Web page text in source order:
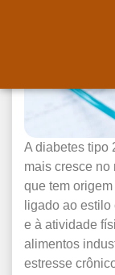
A diabetes tipo
mais cresce no
que tem
ligado ao
e à atividade
alimentos
estresse